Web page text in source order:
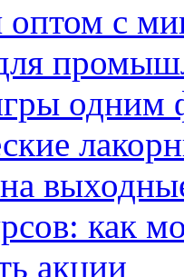
оптом с
одним
как
акции